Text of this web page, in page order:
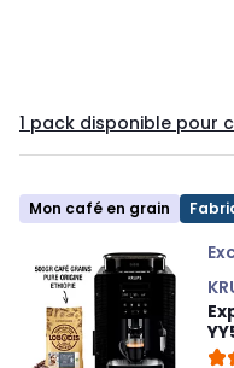
1 pack disponible pour
Mon café en grain